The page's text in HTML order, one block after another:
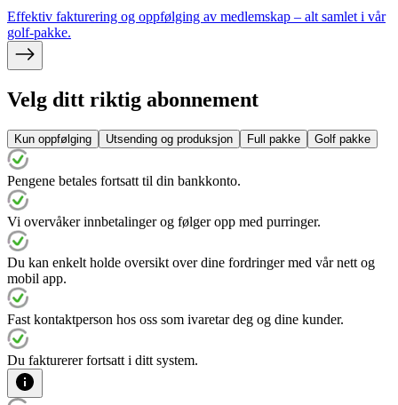
Effektiv fakturering og oppfølging av medlemskap – alt samlet i vår
golf-pakke.
Velg ditt riktig abonnement
Kun oppfølging Utsending og produksjon Full pakke Golf pakke
Pengene betales fortsatt til din bankkonto.
Vi overvåker innbetalinger og følger opp med purringer.
Du kan enkelt holde oversikt over dine fordringer med vår nett og
mobil app.
Fast kontaktperson hos oss som ivaretar deg og dine kunder.
Du fakturerer fortsatt i ditt system.